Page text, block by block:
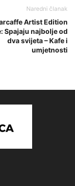
Naredni članak
Artist Edition
Spajaju najbolje od
dva svijeta – Kafe i
umjetnosti